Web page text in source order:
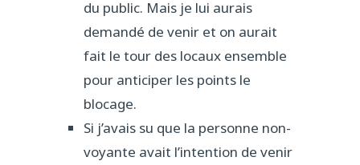
du public. Mais je lui aurais
demandé de venir et on aurait
fait le tour des locaux ensemble
pour anticiper les points le
blocage.
Si j’avais su que la personne non-
voyante avait l’intention de venir